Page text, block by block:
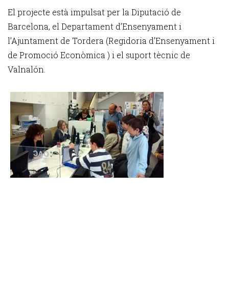
El projecte està impulsat per la Diputació de
Barcelona, el Departament d’Ensenyament i
l’Ajuntament de Tordera (Regidoria d’Ensenyament i
de Promoció Econòmica ) i el suport tècnic de
Valnalón.